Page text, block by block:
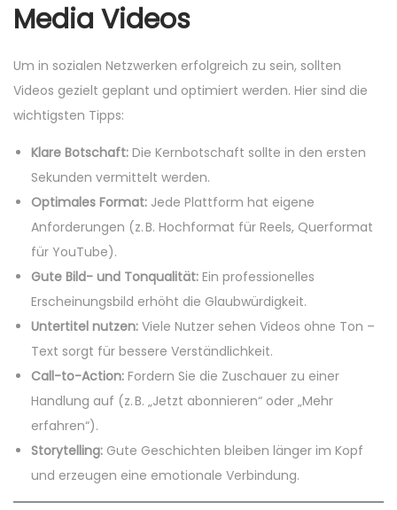
Media Videos
Um in sozialen Netzwerken erfolgreich zu sein, sollten
Videos gezielt geplant und optimiert werden. Hier sind die
wichtigsten Tipps:
Klare Botschaft: Die Kernbotschaft sollte in den ersten
Sekunden vermittelt werden.
Optimales Format: Jede Plattform hat eigene
Anforderungen (z. B. Hochformat für Reels, Querformat
für YouTube).
Gute Bild- und Tonqualität: Ein professionelles
Erscheinungsbild erhöht die Glaubwürdigkeit.
Untertitel nutzen: Viele Nutzer sehen Videos ohne Ton –
Text sorgt für bessere Verständlichkeit.
Call-to-Action: Fordern Sie die Zuschauer zu einer
Handlung auf (z. B. „Jetzt abonnieren“ oder „Mehr
erfahren“).
Storytelling: Gute Geschichten bleiben länger im Kopf
und erzeugen eine emotionale Verbindung.